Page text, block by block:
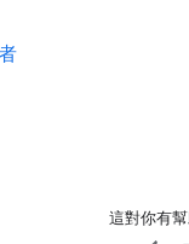
這對你有